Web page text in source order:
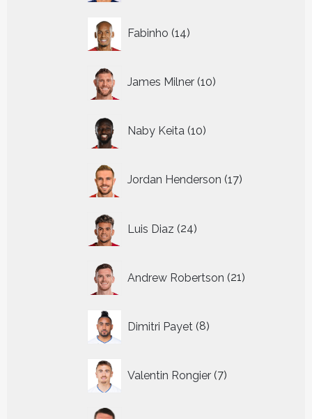
Fabinho 14
producten
James Milner 10
producten
Naby Keita 10
producten
Jordan Henderson 17
producten
Luis Diaz 24
producten
Andrew Robertson 21
producten
Dimitri Payet 8
producten
Valentin Rongier 7
producten